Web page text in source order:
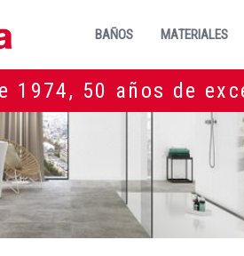
BAÑOS MATERIALES
1974, 50 años de